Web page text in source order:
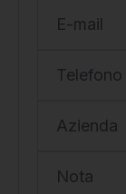
E-mail
Telefono
Azienda
Nota